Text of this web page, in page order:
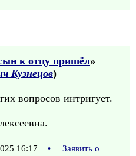
к отцу пришёл»
Кузнецов)
вопросов интригует.
16:17 •
Заявить о